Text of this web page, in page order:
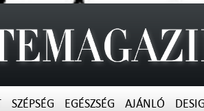
SZÉPSÉG EGÉSZSÉG AJÁNLÓ